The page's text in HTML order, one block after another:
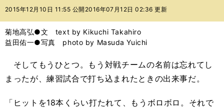
バ
2015年12月10日 11:55 公開 2016年07月12日 02:36 更新
菊地高弘●文 text by Kikuchi Takahiro
益田佑一●写真 photo by Masuda Yuichi
そしてもうひとつ。もう対戦チームの名前は忘れてし
まったが、練習試合で打ち込まれたときの出来事だ。
「ヒットを18本くらい打たれて、もうボロボロ。それで